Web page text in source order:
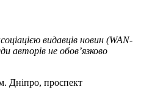
видавців новин (WAN-
авторів не обов’язково
Дніпро, проспект